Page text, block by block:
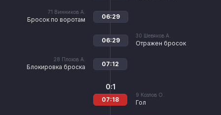
71 Винников А.
Бросок по воротам 06:29
30 Шевяков А.
Отражен бросок
06:29
28 Плохов А.
Блокировка броска 07:12
9 Козлов О.
Гол
0:1
07:18